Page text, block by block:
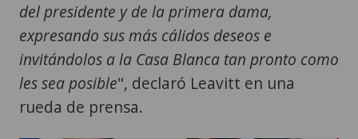
del presidente y de la primera dama,
expresando sus más cálidos deseos e
invitándolos a la Casa Blanca tan pronto como
les sea posible", declaró Leavitt en una
rueda de prensa.